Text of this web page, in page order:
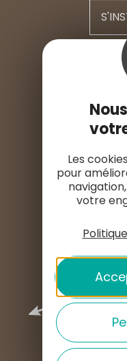
Les
pour
votre